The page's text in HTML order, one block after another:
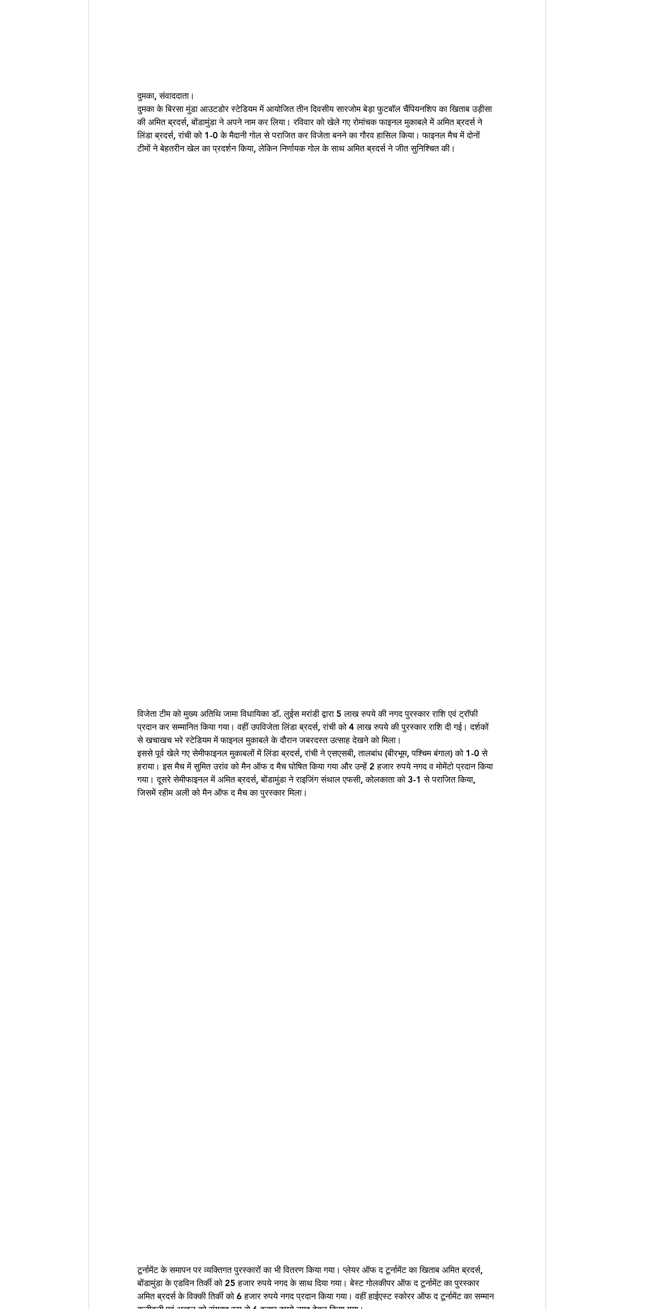
दुमका, संवाददाता।
दुमका के बिरसा मुंडा आउटडोर स्टेडियम में आयोजित तीन दिवसीय सारजोम बेड़ा फुटबॉल चैंपियनशिप का खिताब उड़ीसा
की अमित ब्रदर्स, बोंडामुंडा ने अपने नाम कर लिया। रविवार को खेले गए रोमांचक फाइनल मुकाबले में अमित ब्रदर्स ने
लिंडा ब्रदर्स, रांची को 1-0 के मैदानी गोल से पराजित कर विजेता बनने का गौरव हासिल किया। फाइनल मैच में दोनों
टीमों ने बेहतरीन खेल का प्रदर्शन किया, लेकिन निर्णायक गोल के साथ अमित ब्रदर्स ने जीत सुनिश्चित की।
विजेता टीम को मुख्य अतिथि जामा विधायिका डॉ. लुईस मरांडी द्वारा 5 लाख रुपये की नगद पुरस्कार राशि एवं ट्रॉफी
प्रदान कर सम्मानित किया गया। वहीं उपविजेता लिंडा ब्रदर्स, रांची को 4 लाख रुपये की पुरस्कार राशि दी गई। दर्शकों
से खचाखच भरे स्टेडियम में फाइनल मुकाबले के दौरान जबरदस्त उत्साह देखने को मिला।
इससे पूर्व खेले गए सेमीफाइनल मुकाबलों में लिंडा ब्रदर्स, रांची ने एसएसबी, तालबांध (बीरभूम, पश्चिम बंगाल) को 1-0 से
हराया। इस मैच में सुमित उरांव को मैन ऑफ द मैच घोषित किया गया और उन्हें 2 हजार रुपये नगद व मोमेंटो प्रदान किया
गया। दूसरे सेमीफाइनल में अमित ब्रदर्स, बोंडामुंडा ने राइजिंग संथाल एफसी, कोलकाता को 3-1 से पराजित किया,
जिसमें रहीम अली को मैन ऑफ द मैच का पुरस्कार मिला।
टूर्नामेंट के समापन पर व्यक्तिगत पुरस्कारों का भी वितरण किया गया। प्लेयर ऑफ द टूर्नामेंट का खिताब अमित ब्रदर्स,
बोंडामुंडा के एडविन तिर्की को 25 हजार रुपये नगद के साथ दिया गया। बेस्ट गोलकीपर ऑफ द टूर्नामेंट का पुरस्कार
अमित ब्रदर्स के विक्की तिर्की को 6 हजार रुपये नगद प्रदान किया गया। वहीं हाईएस्ट स्कोरर ऑफ द टूर्नामेंट का सम्मान